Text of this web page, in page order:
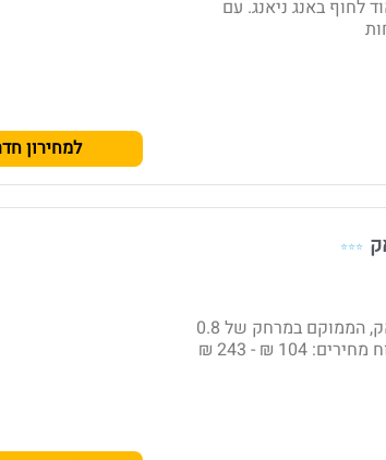
לחוף באנג ניאנג. עם
למחירון
⭐⭐⭐
מלון בדירוג 3 כוכבים באזור קאו לאק, הממוקם במרחק של 0.8
ק״מ מתחנת דלק פותחן רצועות. טווח מחירים: 104 ₪ - ‏243 ₪